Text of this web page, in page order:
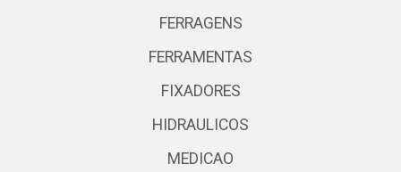
FERRAGENS
FERRAMENTAS
FIXADORES
HIDRAULICOS
MEDICAO